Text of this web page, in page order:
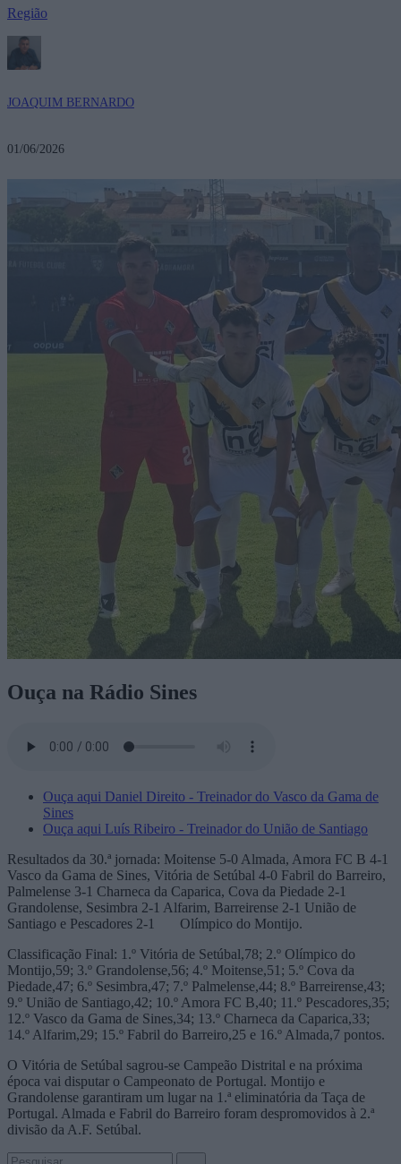
Região
JOAQUIM BERNARDO
01/06/2026
Ouça na Rádio Sines
Ouça aqui Daniel Direito - Treinador do Vasco da Gama de
Sines
Ouça aqui Luís Ribeiro - Treinador do União de Santiago
Resultados da 30.ª jornada: Moitense 5-0 Almada, Amora FC B 4-1
Vasco da Gama de Sines, Vitória de Setúbal 4-0 Fabril do Barreiro,
Palmelense 3-1 Charneca da Caparica, Cova da Piedade 2-1
Grandolense, Sesimbra 2-1 Alfarim, Barreirense 2-1 União de
Santiago e Pescadores 2-1 Olímpico do Montijo.
Classificação Final: 1.º Vitória de Setúbal,78; 2.º Olímpico do
Montijo,59; 3.º Grandolense,56; 4.º Moitense,51; 5.º Cova da
Piedade,47; 6.º Sesimbra,47; 7.º Palmelense,44; 8.º Barreirense,43;
9.º União de Santiago,42; 10.º Amora FC B,40; 11.º Pescadores,35;
12.º Vasco da Gama de Sines,34; 13.º Charneca da Caparica,33;
14.º Alfarim,29; 15.º Fabril do Barreiro,25 e 16.º Almada,7 pontos.
O Vitória de Setúbal sagrou-se Campeão Distrital e na próxima
época vai disputar o Campeonato de Portugal. Montijo e
Grandolense garantiram um lugar na 1.ª eliminatória da Taça de
Portugal. Almada e Fabril do Barreiro foram despromovidos à 2.ª
divisão da A.F. Setúbal.